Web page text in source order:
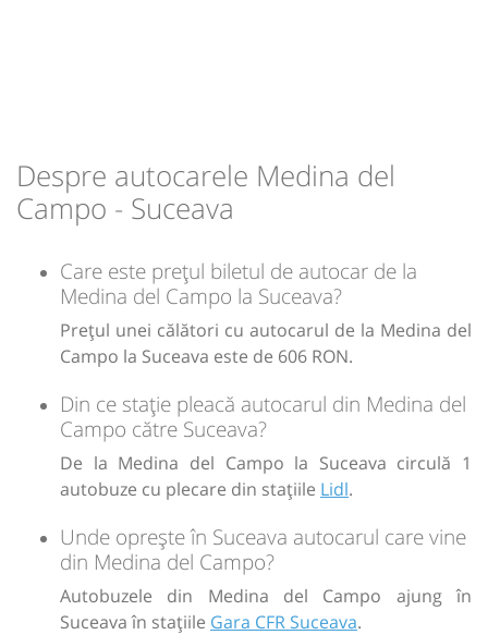
14:00 Oradea Oradea
Microbuz: RETUR Transfer MOLDOVA
00:00 +1 ziSuceava Gara CFR Suceava
Durată: Zile de circulație:
J
120€
Despre autocarele Medina del
Campo - Suceava
Care este prețul biletul de autocar de la
Medina del Campo la Suceava?
Prețul unei călători cu autocarul de la Medina del
Campo la Suceava este de 606 RON.
Din ce stație pleacă autocarul din Medina del
Campo către Suceava?
De la Medina del Campo la Suceava circulă 1
autobuze cu plecare din stațiile Lidl.
Unde oprește în Suceava autocarul care vine
din Medina del Campo?
Autobuzele din Medina del Campo ajung în
Suceava în stațiile Gara CFR Suceava.